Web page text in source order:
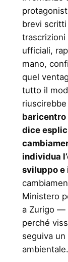
brevi
ufficiali,
mano,
quel
tutto il
baricentro
dice
individua
sviluppo e
Ministero
a Zurigo —
perché
seguiva
ambientale.